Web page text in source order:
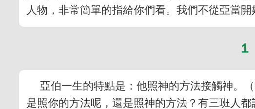
人物，非常簡單的指給你們看。我們不從亞當
亞伯一生的特點是：他照神的方法接觸神。
是照你的方法呢，還是照神的方法？有三班人